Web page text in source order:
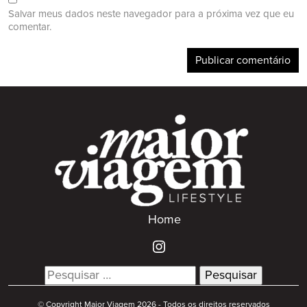
Salvar meus dados neste navegador para a próxima vez que eu
comentar.
Home
Search
for:
© Copyright Maior Viagem 2026 - Todos os direitos reservados